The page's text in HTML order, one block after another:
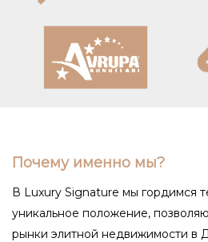
Почему именно мы?
В Luxury Signature мы гордимся
уникальное положение,
рынки элитной недвижимости в